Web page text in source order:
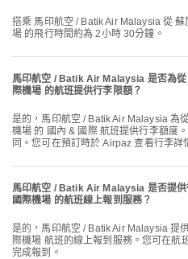
搭乘 馬印航空 / Batik Air Malaysia 從 蘇加諾-哈達國際機場 前往 檳城國際機
場 的飛行時間約為 2小時 30分鐘。
馬印航空 / Batik Air Malaysia 是否為從
際機場 的航班提供行李限額？
是的，馬印航空 / Batik Air Malaysia 為從 蘇加諾-哈達國際機場 前往 檳城國際
機場 的 國內 & 國際 航班提供行李額度
同。您可在預訂時於 Airpaz 查看行李詳
馬印航空 / Batik Air Malaysia 是否提
國際機場 的航班線上報到服務？
是的，馬印航空 / Batik Air Malaysia 提供從 蘇加諾-哈達國際機場 飛往 檳城國
際機場 航班的線上報到服務。您可在航
完成報到。